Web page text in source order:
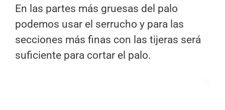
En las partes más gruesas del palo
podemos usar el serrucho y para las
secciones más finas con las tijeras será
suficiente para cortar el palo.